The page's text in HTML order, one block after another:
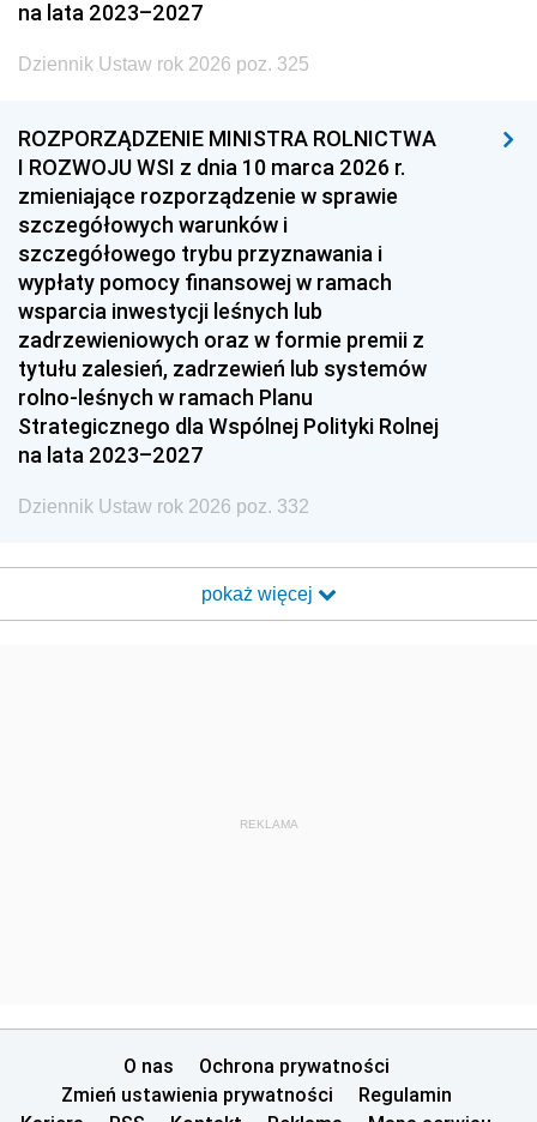
na lata 2023–2027
Dziennik Ustaw rok 2026 poz. 325
ROZPORZĄDZENIE MINISTRA ROLNICTWA
I ROZWOJU WSI z dnia 10 marca 2026 r.
zmieniające rozporządzenie w sprawie
szczegółowych warunków i
szczegółowego trybu przyznawania i
wypłaty pomocy finansowej w ramach
wsparcia inwestycji leśnych lub
zadrzewieniowych oraz w formie premii z
tytułu zalesień, zadrzewień lub systemów
rolno-leśnych w ramach Planu
Strategicznego dla Wspólnej Polityki Rolnej
na lata 2023–2027
Dziennik Ustaw rok 2026 poz. 332
pokaż więcej
REKLAMA
O nas
Ochrona prywatności
Zmień ustawienia prywatności
Regulamin